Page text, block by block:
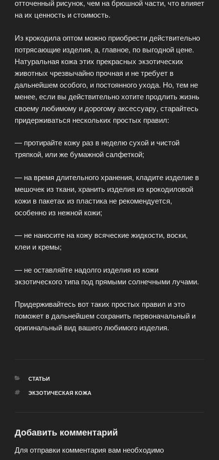
отточенный рисунок, чем на брюшной части, что влияет
на их ценность и стоимость.
Из крокодила оптом можно приобрести действительно
потрясающие изделия, а, главное, по выгодной цене.
Натуральная кожа этих прекрасных экзотических
животных чрезвычайно прочная и не требует в
дальнейшем особого, и постоянного ухода. Но, тем не
менее, если вы действительно хотите продлить жизнь
своему любимому и дорогому аксессуару, старайтесь
придерживаться нескольких простых правил:
— протирайте кожу раз в неделю сухой и чистой
тряпкой, или же бумажной салфеткой;
— на время длительного хранения, кладите изделие в
мешочек из ткани, хранить изделия из крокодиловой
кожи в пакетах из пластика не рекомендуется,
особенно из нежной кожи;
— не наносите на кожу всяческие жидкости, воски,
клеи и кремы;
— не оставляйте надолго изделия из кожи
экзотического типа под прямыми солнечными лучами.
Придерживайтесь вот таких простых правил и это
поможет в дальнейшем сохранить первоначальный и
оригинальный вид вашего любимого изделия.
РУБРИКИ
СТАТЬИ
МЕТКИ
ЭКЗОТИЧЕСКАЯ КОЖА
Добавить комментарий
Для отправки комментария вам необходимо